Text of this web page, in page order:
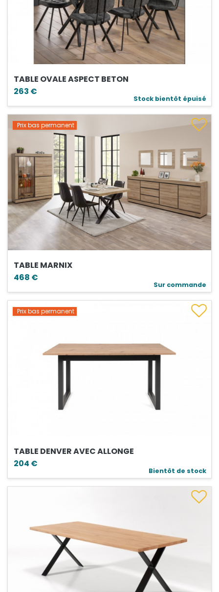
TABLE OVALE ASPECT BETON
263 €
Stock bientôt épuisé
Prix bas permanent
TABLE MARNIX
468 €
Sur commande
Prix bas permanent
TABLE DENVER AVEC ALLONGE
204 €
Bientôt de stock